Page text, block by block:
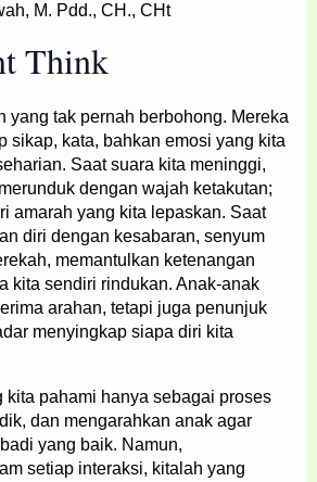
M. Pdd., CH., CHt
Think
yang tak pernah berbohong. Mereka
sikap, kata, bahkan emosi yang kita
Saat suara kita meninggi,
dengan wajah ketakutan;
amarah yang kita lepaskan. Saat
diri dengan kesabaran, senyum
memantulkan ketenangan
kita sendiri rindukan. Anak-anak
arahan, tetapi juga penunjuk
menyingkap siapa diri kita
kita pahami hanya sebagai proses
dan mengarahkan anak agar
yang baik. Namun,
setiap interaksi, kitalah yang